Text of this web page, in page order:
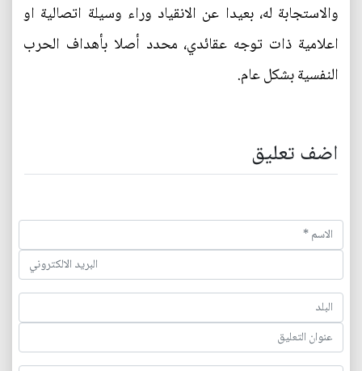
والاستجابة له، بعيدا عن الانقياد وراء وسيلة اتصالية او
اعلامية ذات توجه عقائدي، محدد أصلا بأهداف الحرب
النفسية بشكل عام.
اضف تعليق